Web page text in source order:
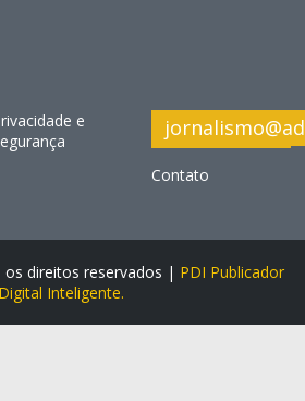
e
Contato
direitos reservados | PDI Publicador
Digital Inteligente.